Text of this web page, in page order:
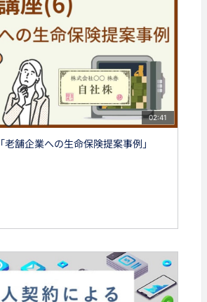
02:41
舗企業への生命保険提案事例」